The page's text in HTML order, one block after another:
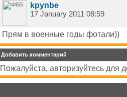
kpynbe
17 January 2011 08:59
Прям в военные годы фотали))
Добавить комментарий
Пожалуйста, авторизуйтесь для